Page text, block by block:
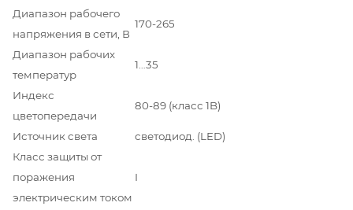
Диапазон рабочего
напряжения в сети, В
170-265
Диапазон рабочих
температур
1…35
Индекс
цветопередачи
80-89 (класс 1B)
Источник света
светодиод. (LED)
Класс защиты от
поражения
электрическим током
I